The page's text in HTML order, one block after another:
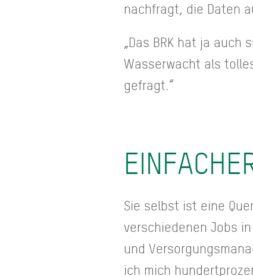
nachfragt, die Daten
„Das BRK hat ja auch
Wasserwacht als
gefragt.“
Sie selbst ist eine
verschiedenen Jobs
und
ich mich